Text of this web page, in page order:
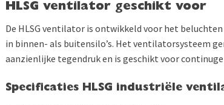
HLSG ventilator geschikt voor
De HLSG ventilator is ontwikkeld voor het
in binnen- als buitensilo’s. Het ventilatorsysteem
aanzienlijke tegendruk en is geschikt voor
Specificaties HLSG industriële